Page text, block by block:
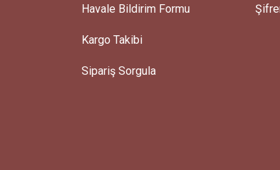
Gönder
Havale Bildirim Formu
Kargo Takibi
Sipariş Sorgula